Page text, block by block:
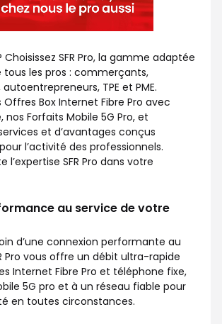
Choisissez SFR Pro, la gamme adaptée
tous les pros : commerçants,
TPE et PME.
Box Internet Fibre Pro avec
nos Forfaits Mobile 5G Pro, et
et d’avantages conçus
l’activité des professionnels.
l’expertise SFR Pro dans votre
au service de votre
d’une connexion performante au
Pro vous offre un débit ultra-rapide
Internet Fibre Pro et téléphone fixe,
5G pro et à un réseau fiable pour
en toutes circonstances.